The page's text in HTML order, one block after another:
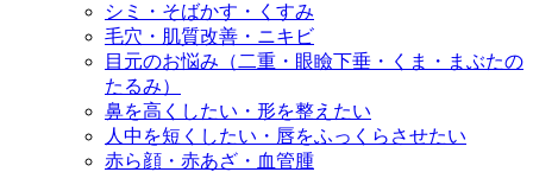
シミ・そばかす・くすみ
毛穴・肌質改善・ニキビ
目元のお悩み（二重・眼瞼下垂・くま・まぶたの
たるみ）
鼻を高くしたい・形を整えたい
人中を短くしたい・唇をふっくらさせたい
赤ら顔・赤あざ・血管腫